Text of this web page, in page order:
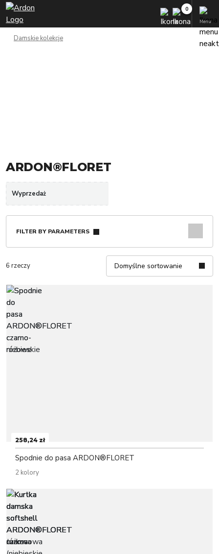
Menu
Damskie kolekcje
ARDON®FLORET
Wyprzedaż
FILTER BY PARAMETERS
6 rzeczy Domyślne sortowanie
258,24 zł
Spodnie do pasa ARDON®FLORET
2 kolory